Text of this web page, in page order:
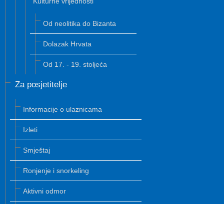
Od neolitika do Bizanta
Dolazak Hrvata
Od 17. - 19. stoljeća
Za posjetitelje
Informacije o ulaznicama
Izleti
Smještaj
Ronjenje i snorkeling
Aktivni odmor